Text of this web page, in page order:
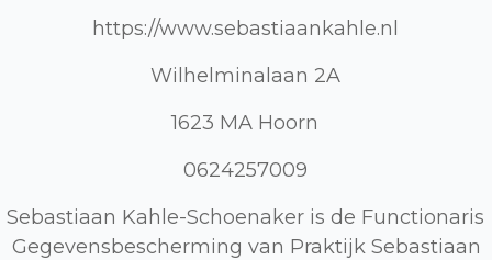
https://www.sebastiaankahle.nl
Wilhelminalaan 2A
1623 MA Hoorn
0624257009‍
Sebastiaan Kahle-Schoenaker is de Functionaris
Gegevensbescherming van Praktijk Sebastiaan